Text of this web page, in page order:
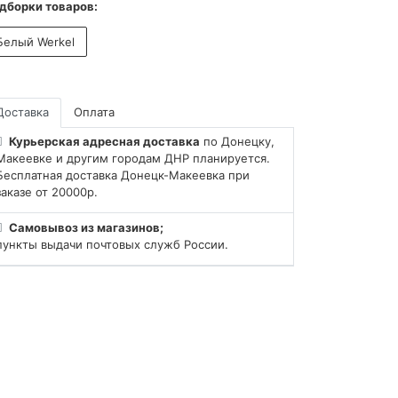
товаров:
Werkel
Оплата
Курьерская адресная доставка по Донецку,
и другим городам ДНР планируется.
доставка Донецк-Макеевка при
от 20000р.
Самовывоз из магазинов;
выдачи почтовых служб России.